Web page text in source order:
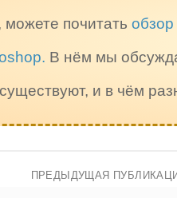
почитать
В нём мы
и в чём
ПРЕДЫДУЩАЯ